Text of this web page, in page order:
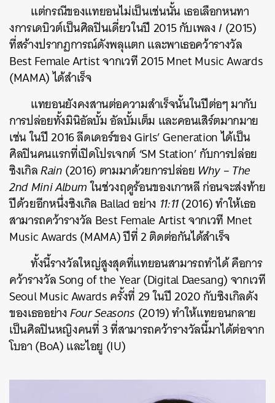
แต่กรณีของแทยอนไม่เป็นเช่นนั้น เธอเลือกหนทา
งการเดบิวต์เป็นศิลปินเดี่ยวในปี 2015 กับเพลงI (2015)
ที่สร้างปรากฏการณ์ดังพลุแตก และพาเธอคว้ารางวัล
Best Female Artist จากเวที 2015 Mnet Music Awards
(MAMA) ได้สำเร็จ
แทยอนยังคงสานต่อความสำเร็จนั้นในปีต่อๆ มากับ
การปล่อยทั้งมินิอัลบั้ม อัลบั้มเต็ม และคอนเสิร์ตมากมาย
เช่น ในปี 2016 ลีดเดอร์ของ Girls’ Generation ได้เป็น
ศิลปินคนแรกที่เปิดโปรเจกต์ ‘SM Station’ กับการปล่อย
ซิงเกิลRain(2016) ตามมาด้วยการปล่อย Why – The
2nd Mini Albumในช่วงฤดูร้อนของเกาหลี ก่อนจะส่งท้าย
ปีด้วยอีกหนึ่งซิงเกิล Ballad อย่าง 11:11(2016) ทำให้เธอ
สามารถคว้ารางวัล Best Female Artist จากเวที Mnet
Music Awards (MAMA) ปีที่ 2 ติดต่อกันได้สำเร็จ
ทั้งนี้รางวัลใหญ่สูงสุดที่แทยอนสามารถทำได้ คือการ
คว้ารางวัล Song of the Year (Digital Daesang) จากเวที
Seoul Music Awards ครั้งที่ 29 ในปี 2020 กับซิงเกิลดัง
ของเธออย่างFour Seasons (2019) ทำให้แทยอนกลาย
เป็นศิลปินหญิงคนที่ 3 ที่สามารถคว้ารางวัลนี้มาได้ต่อจาก
โบอา (BoA) และไอยู (IU)